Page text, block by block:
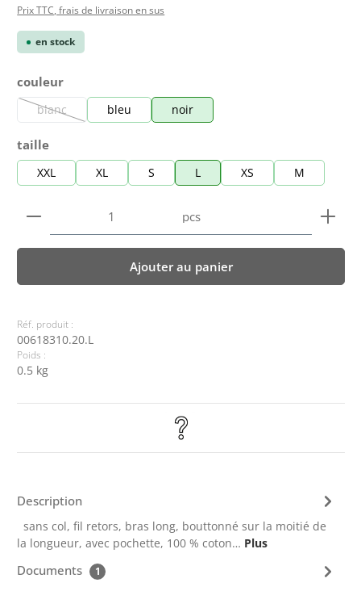
Prix TTC, frais de livraison en sus
en stock
Sélectionnez
couleur
blanc
(Cette option n'est pas disponible pour le moment.)
bleu noir
Sélectionnez
taille
XXL XL S L XS M
Quantité de produit : Entrez la quantité
pcs
Ajouter au panier
Réf. produit :
00618310.20.L
Poids :
0.5 kg
Description
sans col, fil retors, bras long, bouttonné sur la moitié de
la longueur, avec pochette, 100 % coton… Plus
Documents 1